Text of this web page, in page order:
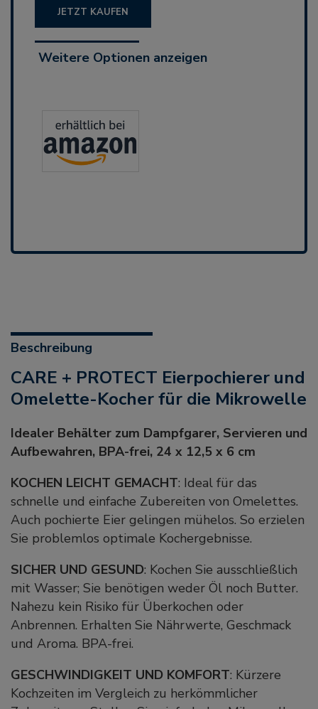
JETZT KAUFEN
Weitere Optionen anzeigen
Beschreibung
CARE + PROTECT Eierpochierer und
Omelette-Kocher für die Mikrowelle
Idealer Behälter zum Dampfgarer, Servieren und
Aufbewahren, BPA-frei, 24 x 12,5 x 6 cm
KOCHEN LEICHT GEMACHT: Ideal für das
schnelle und einfache Zubereiten von Omelettes.
Auch pochierte Eier gelingen mühelos. So erzielen
Sie problemlos optimale Kochergebnisse.
SICHER UND GESUND: Kochen Sie ausschließlich
mit Wasser; Sie benötigen weder Öl noch Butter.
Nahezu kein Risiko für Überkochen oder
Anbrennen. Erhalten Sie Nährwerte, Geschmack
und Aroma. BPA-frei.
GESCHWINDIGKEIT UND KOMFORT: Kürzere
Kochzeiten im Vergleich zu herkömmlicher